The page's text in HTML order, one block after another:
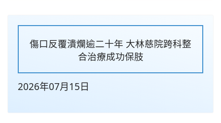
傷口反覆潰爛逾二十年 大林慈院跨科整
合治療成功保肢
2026年07月15日